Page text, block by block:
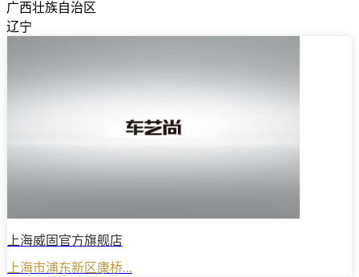
广西壮族自治区
辽宁
上海威固官方旗舰店
上海市浦东新区康桥...